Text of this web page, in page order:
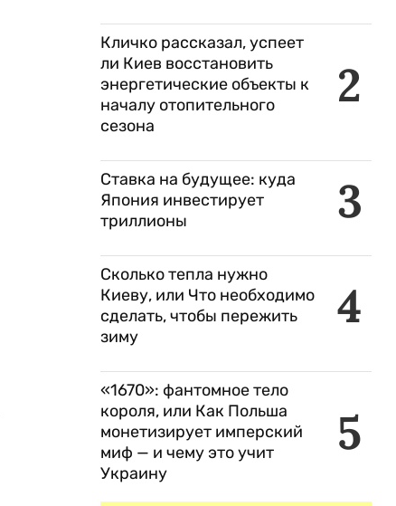
2
Кличко рассказал, успеет
ли Киев восстановить
энергетические объекты к
началу отопительного
сезона
3
Ставка на будущее: куда
Япония инвестирует
триллионы
4
Сколько тепла нужно
Киеву, или Что необходимо
сделать, чтобы пережить
зиму
5
«1670»: фантомное тело
короля, или Как Польша
монетизирует имперский
миф — и чему это учит
Украину